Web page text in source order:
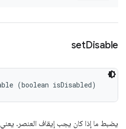
setDisable
(boolean isDisabled)
يضبط ما إذا كان يجب إيقاف العنصر.